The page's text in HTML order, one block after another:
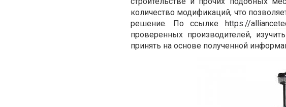
количество модификаций, что
решение. По ссылке https://
проверенных производителей,
принять на основе полученной